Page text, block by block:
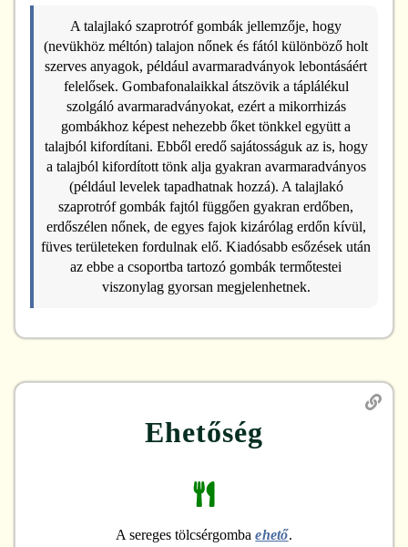
A talajlakó szaprotróf gombák jellemzője, hogy
(nevükhöz méltón) talajon nőnek és fától különböző holt
szerves anyagok, például avarmaradványok lebontásáért
felelősek. Gombafonalaikkal átszövik a táplálékul
szolgáló avarmaradványokat, ezért a mikorrhizás
gombákhoz képest nehezebb őket tönkkel együtt a
talajból kifordítani. Ebből eredő sajátosságuk az is, hogy
a talajból kifordított tönk alja gyakran avarmaradványos
(például levelek tapadhatnak hozzá). A talajlakó
szaprotróf gombák fajtól függően gyakran erdőben,
erdőszélen nőnek, de egyes fajok kizárólag erdőn kívül,
füves területeken fordulnak elő. Kiadósabb esőzések után
az ebbe a csoportba tartozó gombák termőtestei
viszonylag gyorsan megjelenhetnek.
Ehetőség
A sereges tölcsérgombaehető.